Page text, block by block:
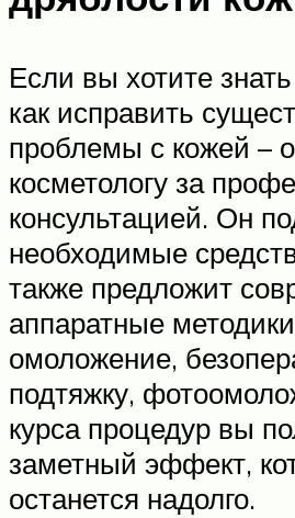
Если вы хотите
как исправить
проблемы с кожей –
косметологу за
консультацией. Он
необходимые
также предложит
аппаратные
омоложение,
подтяжку,
курса процедур вы
заметный эффект,
останется надолго.